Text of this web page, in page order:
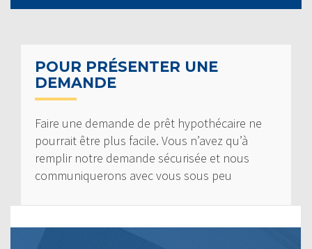
POUR PRÉSENTER UNE
DEMANDE
Faire une demande de prêt hypothécaire ne
pourrait être plus facile. Vous n’avez qu’à
remplir notre demande sécurisée et nous
communiquerons avec vous sous peu